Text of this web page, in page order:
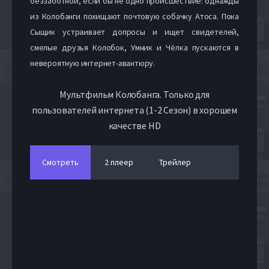
из Колобанги похищают почтовую собачку Атоса. Пока
Сыщик устраивает допросы и ищет свидетелей,
смелые друзья Колобок, Умник и Чёлка пускаются в
невероятную интернет-авантюру.
Мультфильм Колобанга. Только для
пользователей интернета (1-2 Сезон) в хорошем
качестве HD
Смотреть 2 плеер Трейлер